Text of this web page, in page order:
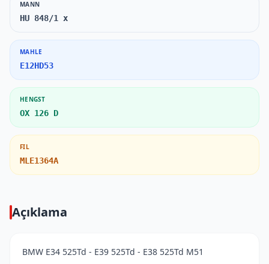
MANN
HU 848/1 x
MAHLE
E12HD53
HENGST
OX 126 D
FIL
MLE1364A
Açıklama
BMW E34 525Td - E39 525Td - E38 525Td M51